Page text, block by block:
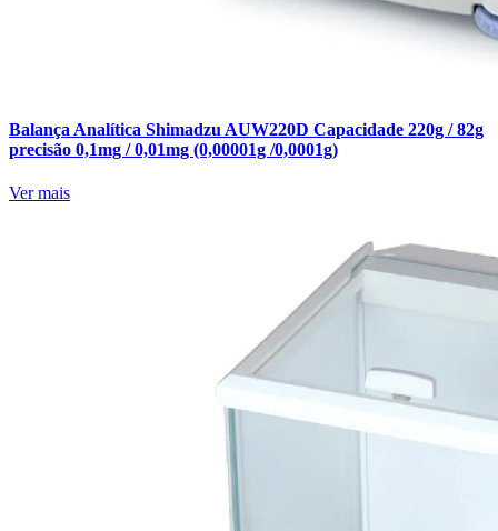
Balança Analítica Shimadzu AUW220D Capacidade 220g / 82g
precisão 0,1mg / 0,01mg (0,00001g /0,0001g)
Ver mais